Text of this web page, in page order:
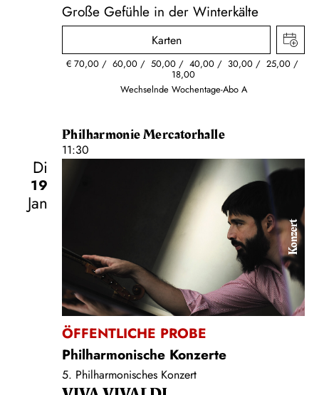
Große Gefühle in der Winterkälte
Karten
€ 70,00 60,00 50,00 40,00 30,00 25,00
18,00
Wechselnde Wochentage-Abo A
Philharmonie Mercatorhalle
11:30
Di
19
Jan
Konzert
ÖFFENTLICHE PROBE
Philharmonische Konzerte
5. Philharmonisches Konzert